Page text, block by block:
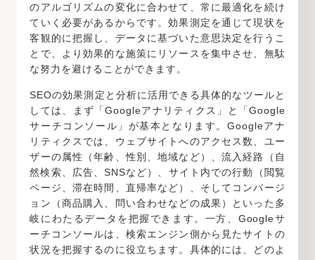
のアルゴリズムの変化に合わせて、常に最適化を続け
ていく必要があるからです。効果測定を通じて現状を
客観的に把握し、データに基づいた意思決定を行うこ
とで、より効果的な施策にリソースを集中させ、無駄
な努力を避けることができます。
SEOの効果測定と分析に活用できる具体的なツールと
しては、まず「Googleアナリティクス」と「Google
サーチコンソール」が基本となります。Googleアナ
リティクスでは、ウェブサイトへのアクセス数、ユー
ザーの属性（年齢、性別、地域など）、流入経路（自
然検索、広告、SNSなど）、サイト内での行動（閲覧
ページ、滞在時間、直帰率など）、そしてコンバージ
ョン（商品購入、問い合わせなどの成果）といった多
岐にわたるデータを把握できます。一方、Googleサ
ーチコンソールは、検索エンジン側から見たサイトの
状況を把握するのに役立ちます。具体的には、どのよ